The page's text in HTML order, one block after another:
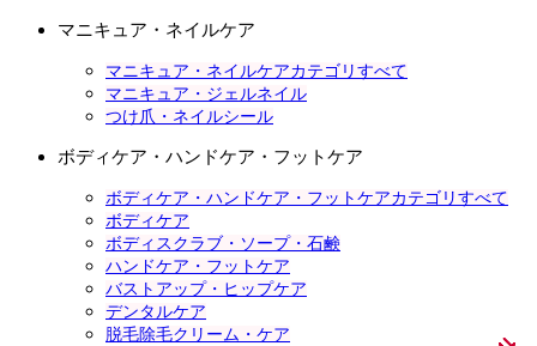
マニキュア・ネイルケア
マニキュア・ネイルケアカテゴリすべて
マニキュア・ジェルネイル
つけ爪・ネイルシール
ボディケア・ハンドケア・フットケア
ボディケア・ハンドケア・フットケアカテゴリすべて
ボディケア
ボディスクラブ・ソープ・石鹸
ハンドケア・フットケア
バストアップ・ヒップケア
デンタルケア
脱毛除毛クリーム・ケア